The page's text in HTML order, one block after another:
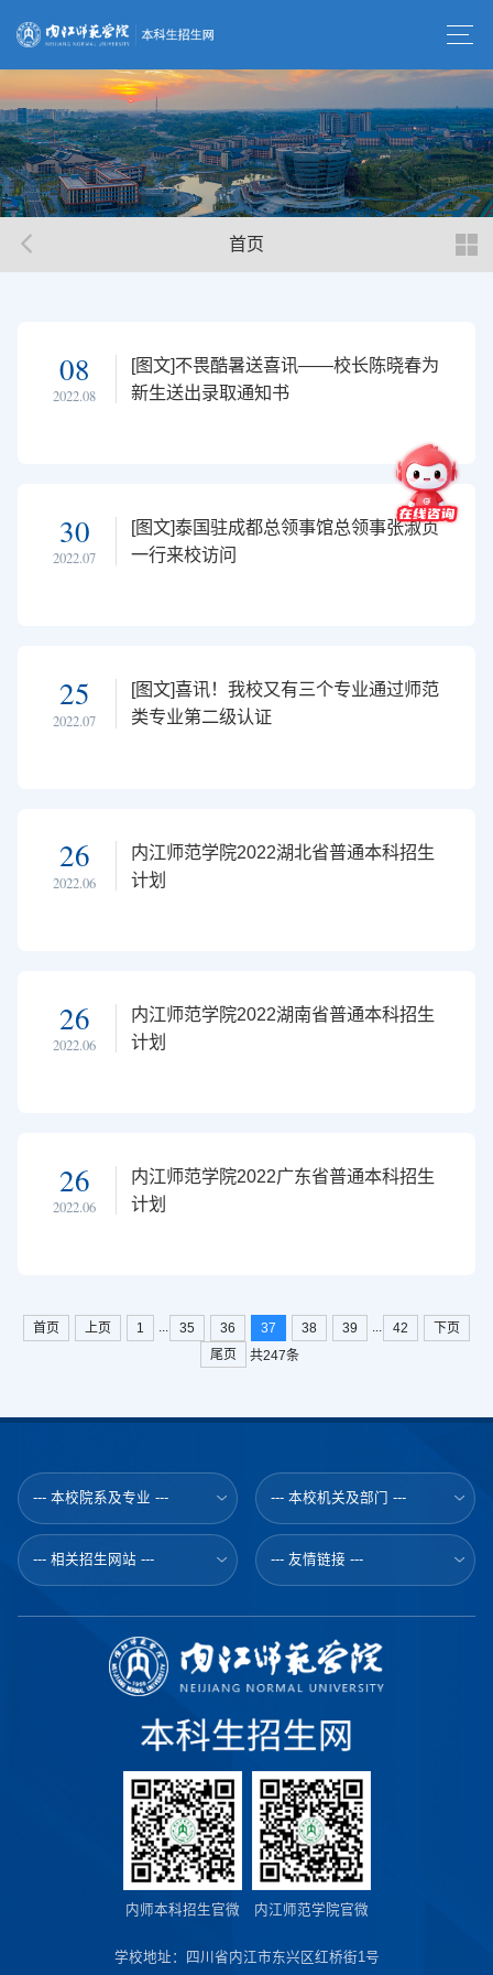
首页
08
2022.08
[图文]不畏酷暑送喜讯——校长陈晓春为
新生送出录取通知书
30
2022.07
[图文]泰国驻成都总领事馆总领事张淑贞
一行来校访问
25
2022.07
[图文]喜讯！我校又有三个专业通过师范
类专业第二级认证
26
2022.06
内江师范学院2022湖北省普通本科招生
计划
26
2022.06
内江师范学院2022湖南省普通本科招生
计划
26
2022.06
内江师范学院2022广东省普通本科招生
计划
首页 上页 1 ... 35 36 37 38 39 ... 42
下页
尾页
共247条
--- 本校院系及专业 --- --- 本校机关及部门 ---
--- 相关招生网站 --- --- 友情链接 ---
内师本科招生官微 内江师范学院官微
学校地址：四川省内江市东兴区红桥街1号